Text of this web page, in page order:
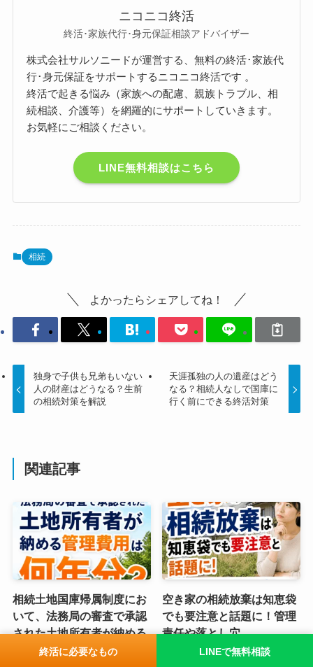
終活に必要なもの LINEで無料相談
ニコニコ終活
終活･家族代行･身元保証相談アドバイザー
株式会社サルソニードが運営する、無料の終活･家族代
行･身元保証をサポートするニコニコ終活です 。
終活で起きる悩み（家族への配慮、親族トラブル、相
続相談、介護等）を網羅的にサポートしていきます。
お気軽にご相談ください。
LINE無料相談はこちら
相続
よかったらシェアしてね！
独身で子供も兄弟もいない
人の財産はどうなる？生前
の相続対策を解説
天涯孤独の人の遺産はどう
なる？相続人なしで国庫に
行く前にできる終活対策
関連記事
相続土地国庫帰属制度にお
いて、法務局の審査で承認
された土地所有者が納める
管理費用は何年分でしょ
空き家の相続放棄は知恵袋
でも要注意と話題に！管理
責任や落とし穴
2026年7月7日